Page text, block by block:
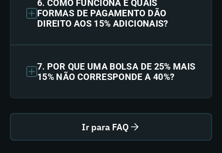
6. COMO FUNCIONA E QUAIS
FORMAS DE PAGAMENTO DÃO
DIREITO AOS 15% ADICIONAIS?
7. POR QUE UMA BOLSA DE 25% MAIS
15% NÃO CORRESPONDE A 40%?
Ir para FAQ